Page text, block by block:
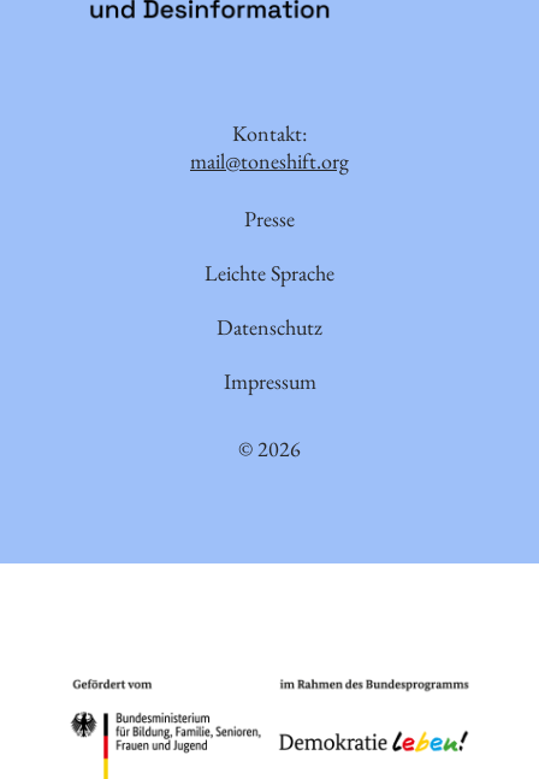
Kontakt:
mail@toneshift.org
Presse
Leichte Sprache
Datenschutz
Impressum
© 2026